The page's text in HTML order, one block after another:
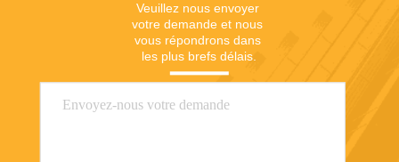
Veuillez nous envoyer
votre demande et nous
vous répondrons dans
les plus brefs délais.